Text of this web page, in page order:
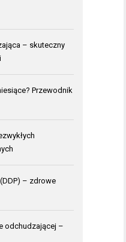
– skuteczny
Przewodnik
– zdrowe
odchudzającej –